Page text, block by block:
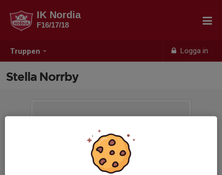
Truppen Logga in
IK Nordia
F16/17/18
Stella Norrby